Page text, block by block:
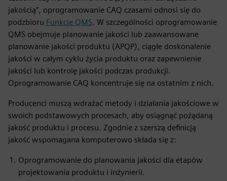
jakością”, oprogramowanie CAQ czasami odnosi się do
podzbioru Funkcje QMS. W szczególności oprogramowanie
QMS obejmuje planowanie jakości lub zaawansowane
planowanie jakości produktu (APQP), ciągłe doskonalenie
jakości w całym cyklu życia produktu oraz zapewnienie
jakości lub kontrolę jakości podczas produkcji.
Oprogramowanie CAQ koncentruje się na ostatnim z nich.
Producenci muszą wdrażać metody i działania jakościowe w
swoich podstawowych procesach, aby osiągnąć pożądaną
jakość produktu i procesu. Zgodnie z szerszą definicją
jakość wspomagana komputerowo składa się z:
Oprogramowanie do planowania jakości dla etapów
projektowania produktu i inżynierii.